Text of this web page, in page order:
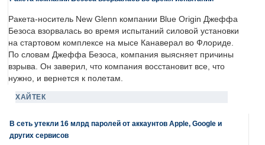
Ракета-носитель New Glenn компании Blue Origin Джеффа
Безоса взорвалась во время испытаний силовой установки
на стартовом комплексе на мысе Канаверал во Флориде.
По словам Джеффа Безоса, компания выясняет причины
взрыва. Он заверил, что компания восстановит все, что
нужно, и вернется к полетам.
ХАЙТЕК
В сеть утекли 16 млрд паролей от аккаунтов Apple, Google и
других сервисов